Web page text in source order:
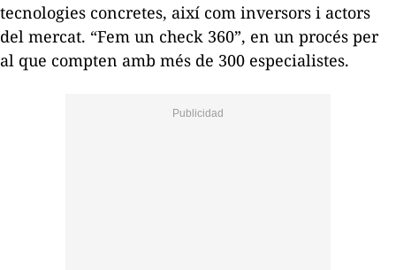
tecnologies concretes, així com inversors i actors
del mercat. “Fem un check 360”, en un procés per
al que compten amb més de 300 especialistes.